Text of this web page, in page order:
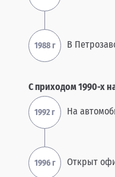
В
С приходом 1990-х
На
Открыт